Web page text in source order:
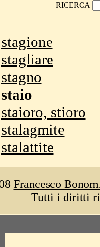
RICERCA
stagione
stagliare
stagno
staio
staioro, stioro
stalagmite
stalattite
Francesco
Tutti i diritti